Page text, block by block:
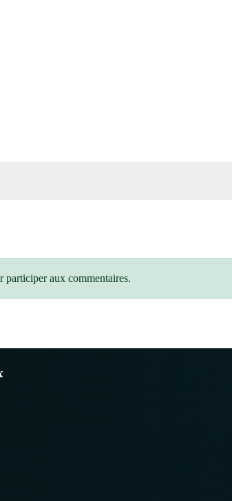
participer aux commentaires.